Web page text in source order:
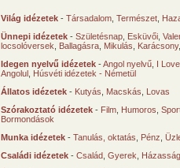
Világ idézetek - Társadalom Természet
Ünnepi idézetek - Születésnap Esküvői
locsolóversek
Ballagásra Mikulás Karácsony
Idegen nyelvű idézetek -Angol nyelvű I
Angolul Húsvéti idézetek - Németül
Állatos idézetek - Kutyás Macskás
Lovas
Szórakoztató idézetek - Film Humoros
Bormondások
Munka idézetek - Tanulás, oktatás Pénz
Családi idézetek - Család Gyerek